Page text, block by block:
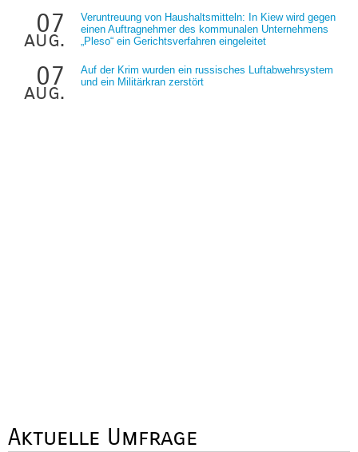
07
aug.
Veruntreuung von Haushaltsmitteln: In Kiew wird gegen
einen Auftragnehmer des kommunalen Unternehmens
„Pleso“ ein Gerichtsverfahren eingeleitet
07
aug.
Auf der Krim wurden ein russisches Luftabwehrsystem
und ein Militärkran zerstört
Aktuelle Umfrage